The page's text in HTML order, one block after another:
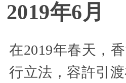
2019年6月
在2019年春天，
行立法，容許引